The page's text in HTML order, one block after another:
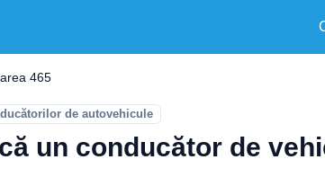
465
de autovehicule
un conducător de